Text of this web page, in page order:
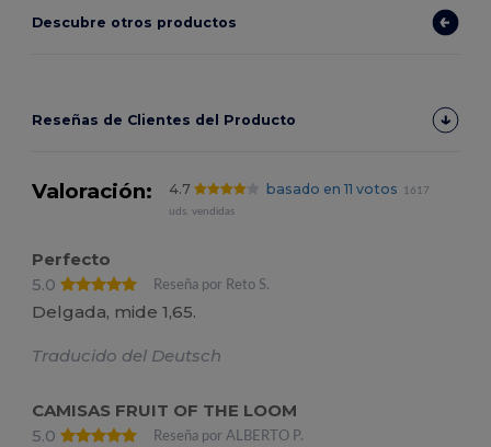
Descubre otros productos
Reseñas de Clientes del Producto
Valoración: 4.7 basado en 11 votos
1617
uds. vendidas
Perfecto
5.0
Reseña por Reto S.
Delgada, mide 1,65.
Traducido del Deutsch
CAMISAS FRUIT OF THE LOOM
5.0
Reseña por ALBERTO P.